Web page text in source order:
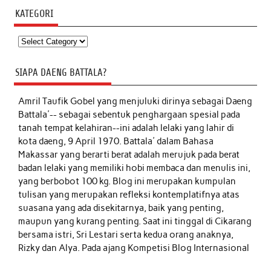
KATEGORI
Kategori
SIAPA DAENG BATTALA?
Amril Taufik Gobelyang menjuluki dirinya sebagai Daeng
Battala'-- sebagai sebentuk penghargaan spesial pada
tanah tempat kelahiran--ini adalah lelaki yang lahir di
kota daeng, 9 April 1970. Battala' dalam Bahasa
Makassar yang berarti berat adalah merujuk pada berat
badan lelaki yang memiliki hobi membaca dan menulis ini,
yang berbobot 100 kg. Blog ini merupakan kumpulan
tulisan yang merupakan refleksi kontemplatifnya atas
suasana yang ada disekitarnya, baik yang penting,
maupun yang kurang penting. Saat ini tinggal di Cikarang
bersama istri, Sri Lestari serta kedua orang anaknya,
Rizky dan Alya. Pada ajang Kompetisi Blog Internasional